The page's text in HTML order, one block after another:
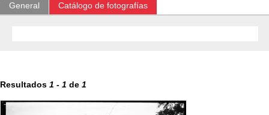
General Catálogo de fotografías
Resultados 1 - 1 de 1